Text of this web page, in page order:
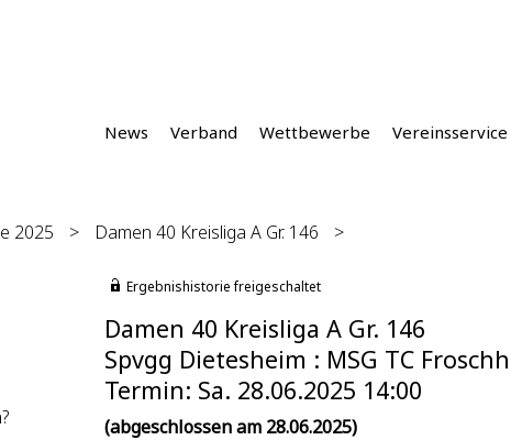
News Verband Wettbewerbe Vereinsservice
2025 > Damen 40 Kreisliga A Gr. 146 >
Ergebnishistorie freigeschaltet
Damen 40 Kreisliga A Gr. 146
Spvgg Dietesheim : MSG TC
Termin: Sa. 28.06.2025 14:00
(abgeschlossen am 28.06.2025)